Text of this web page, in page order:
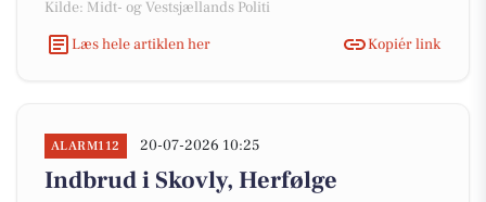
Kilde: Midt- og Vestsjællands Politi
Læs hele artiklen her
Kopiér link
ALARM112 20-07-2026 10:25
Indbrud i Skovly, Herfølge